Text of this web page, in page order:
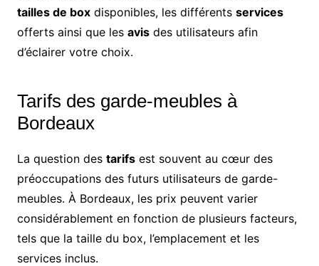
tailles de boxdisponibles, les différents services
offerts ainsi que les avisdes utilisateurs afin
d’éclairer votre choix.
Tarifs des garde-meubles à
Bordeaux
La question des tarifsest souvent au cœur des
préoccupations des futurs utilisateurs de garde-
meubles. À Bordeaux, les prix peuvent varier
considérablement en fonction de plusieurs facteurs,
tels que la taille du box, l’emplacement et les
services inclus.